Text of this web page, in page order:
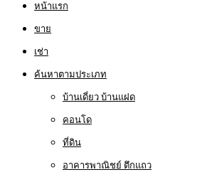
หน้าแรก
ขาย
เช่า
ค้นหาตามประเภท
บ้านเดี่ยว บ้านแฝด
คอนโด
ที่ดิน
อาคารพาณิชย์ ตึกแถว